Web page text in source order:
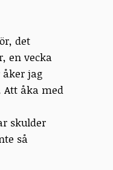
det
en vecka
åker jag
åka med
skulder
så